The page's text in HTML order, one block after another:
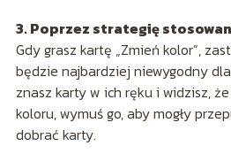
3. Poprzez strategię
Gdy grasz kartę „Zmień kolor”,
będzie najbardziej niewygodny
znasz karty w ich ręku i widzisz,
koloru, wymuś go, aby mogły
dobrać karty.